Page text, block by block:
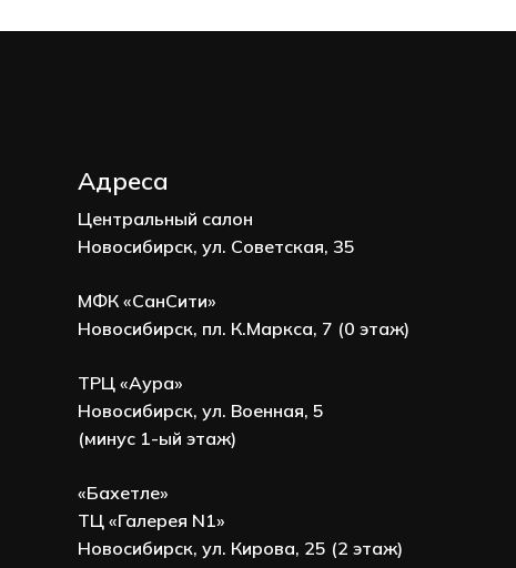
Адреса
Центральный салон
Новосибирск, ул. Советская, 35
МФК «СанСити»
Новосибирск, пл. К.Маркса, 7 (0 этаж)
ТРЦ «Аура»
Новосибирск, ул. Военная, 5
(минус 1-ый этаж)
«Бахетле»
ТЦ «Галерея N1»
Новосибирск, ул. Кирова, 25 (2 этаж)